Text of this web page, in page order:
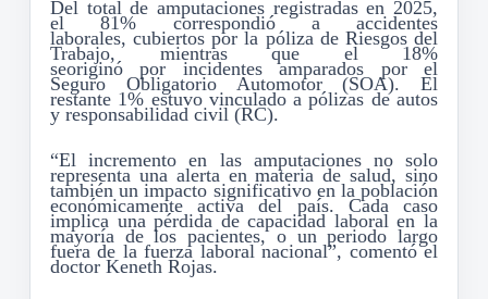
Del total de amputaciones registradas en 2025,
el 81% correspondió a accidentes
laborales, cubiertos porla póliza de Riesgos del
Trabajo, mientras que el 18%
seoriginópor incidentes amparados por el
Seguro Obligatorio Automotor (SOA). El
restante 1% estuvo vinculadoa pólizas de autos
y responsabilidad civil (RC).
“El incremento en las amputaciones no solo
representa una alerta en materia de salud, sino
también un impacto significativo en la población
económicamente activa del país. Cada caso
implica una pérdida de capacidad laboral en la
mayoría delospacientes, o un periodo largo
fuera de la fuerza laboral nacional”, comentó el
doctor Keneth Rojas.